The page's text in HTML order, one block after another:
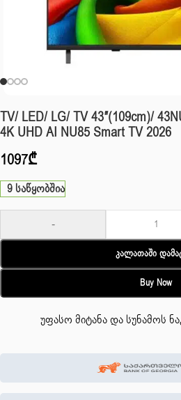
TV/ LED/ LG/ TV 43″(109cm)/
4K UHD AI NU85 Smart TV 2026
1097₾
9 საწყობშია
-
Კალათაში
Buy Now
უფასო მიტანა და სუნამოს